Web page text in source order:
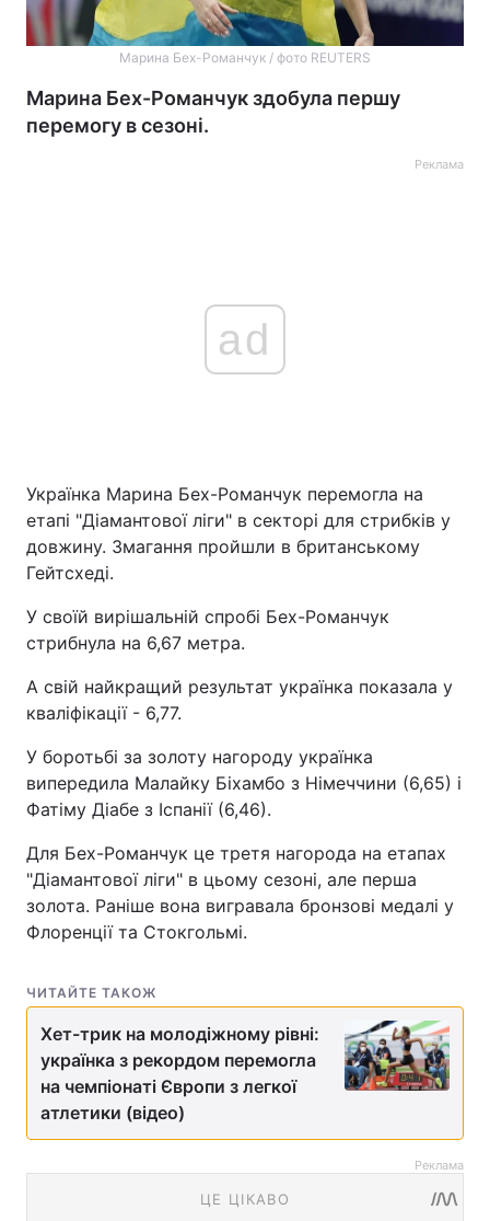
Марина Бех-Романчук / фото REUTERS
Марина Бех-Романчук здобула першу
перемогу в сезоні.
Реклама
ad
Українка Марина Бех-Романчук перемогла на
етапі "Діамантової ліги" в секторі для стрибків у
довжину. Змагання пройшли в британському
Гейтсхеді.
У своїй вирішальній спробі Бех-Романчук
стрибнула на 6,67 метра.
А свій найкращий результат українка показала у
кваліфікації - 6,77.
У боротьбі за золоту нагороду українка
випередила Малайку Біхамбо з Німеччини (6,65) і
Фатіму Діабе з Іспанії (6,46).
Для Бех-Романчук це третя нагорода на етапах
"Діамантової ліги" в цьому сезоні, але перша
золота. Раніше вона вигравала бронзові медалі у
Флоренції та Стокгольмі.
ЧИТАЙТЕ ТАКОЖ
Хет-трик на молодіжному рівні:
українка з рекордом перемогла
на чемпіонаті Європи з легкої
атлетики (відео)
Реклама